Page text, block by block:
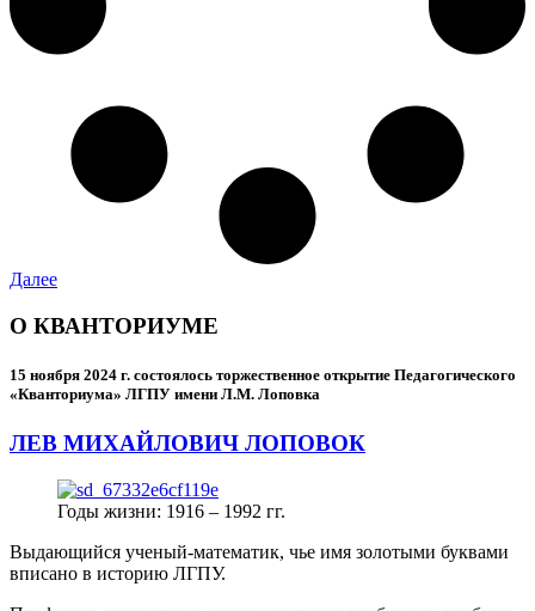
Далее
О КВАНТОРИУМЕ
15 ноября 2024 г. состоялось торжественное открытие Педагогического
«Кванториума» ЛГПУ имени Л.М. Лоповка
ЛЕВ МИХАЙЛОВИЧ ЛОПОВОК
Годы жизни: 1916 – 1992 гг.
Выдающийся ученый-математик, чье имя золотыми буквами
вписано в историю ЛГПУ.